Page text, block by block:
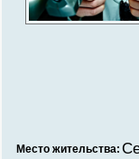
Место жительства: